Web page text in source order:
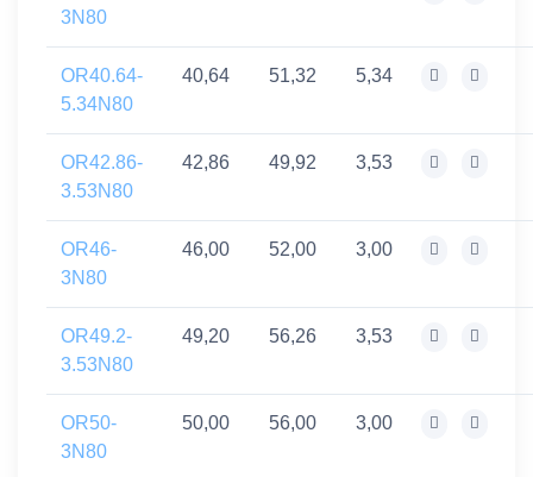
3N80
OR40.64-
5.34N80
40,64 51,32 5,34
OR42.86-
3.53N80
42,86 49,92 3,53
OR46-
3N80
46,00 52,00 3,00
OR49.2-
3.53N80
49,20 56,26 3,53
OR50-
3N80
50,00 56,00 3,00